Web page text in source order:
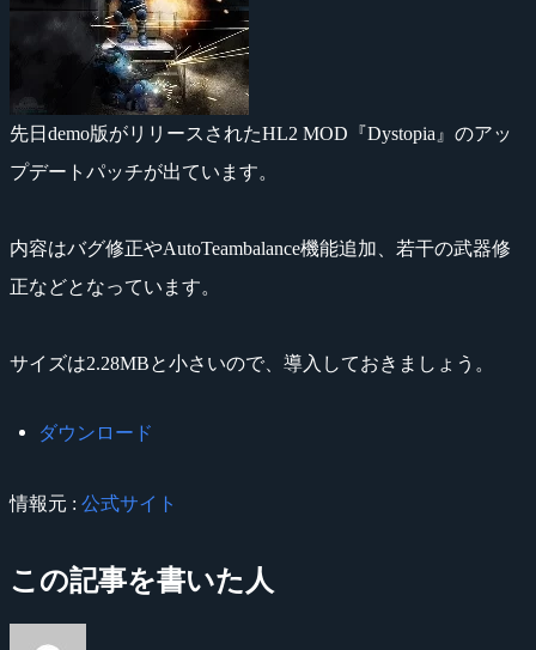
先日demo版がリリースされたHL2 MOD『Dystopia』のアッ
プデートパッチが出ています。
内容はバグ修正やAutoTeambalance機能追加、若干の武器修
正などとなっています。
サイズは2.28MBと小さいので、導入しておきましょう。
ダウンロード
情報元 : 公式サイト
この記事を書いた人